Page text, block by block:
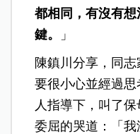
都相同，有沒有
鍵。
」
陳鎮川分享，同
要很小心並經過
人指導下，叫了
委屈的哭道：「